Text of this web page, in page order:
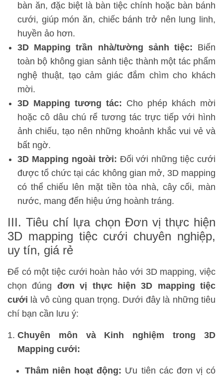
bàn ăn, đặc biệt là bàn tiệc chính hoặc bàn bánh
cưới, giúp món ăn, chiếc bánh trở nên lung linh,
huyền ảo hơn.
3D Mapping trần nhà/tường sảnh tiệc: Biến
toàn bộ không gian sảnh tiệc thành một tác phẩm
nghệ thuật, tạo cảm giác đắm chìm cho khách
mời.
3D Mapping tương tác: Cho phép khách mời
hoặc cô dâu chú rể tương tác trực tiếp với hình
ảnh chiếu, tạo nên những khoảnh khắc vui vẻ và
bất ngờ.
3D Mapping ngoài trời: Đối với những tiệc cưới
được tổ chức tại các không gian mở, 3D mapping
có thể chiếu lên mặt tiền tòa nhà, cây cối, màn
nước, mang đến hiệu ứng hoành tráng.
III. Tiêu chí lựa chọn Đơn vị thực hiện
3D mapping tiệc cưới chuyên nghiệp,
uy tín, giá rẻ
Để có một tiệc cưới hoàn hảo với 3D mapping, việc
chọn đúng đơn vị thực hiện 3D mapping tiệc
cưới là vô cùng quan trọng. Dưới đây là những tiêu
chí bạn cần lưu ý:
Chuyên môn và Kinh nghiệm trong 3D
Mapping cưới:
Thâm niên hoạt động: Ưu tiên các đơn vị có